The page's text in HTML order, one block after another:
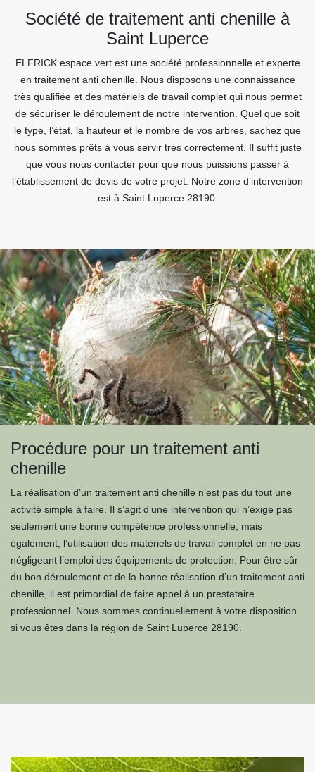
Société de traitement anti chenille à
Saint Luperce
ELFRICK espace vert est une société professionnelle et experte
en traitement anti chenille. Nous disposons une connaissance
très qualifiée et des matériels de travail complet qui nous permet
de sécuriser le déroulement de notre intervention. Quel que soit
le type, l’état, la hauteur et le nombre de vos arbres, sachez que
nous sommes prêts à vous servir très correctement. Il suffit juste
que vous nous contacter pour que nous puissions passer à
l’établissement de devis de votre projet. Notre zone d’intervention
est à Saint Luperce 28190.
Procédure pour un traitement anti
chenille
La réalisation d’un traitement anti chenille n’est pas du tout une
activité simple à faire. Il s’agit d’une intervention qui n’exige pas
seulement une bonne compétence professionnelle, mais
également, l’utilisation des matériels de travail complet en ne pas
négligeant l’emploi des équipements de protection. Pour être sûr
du bon déroulement et de la bonne réalisation d’un traitement anti
chenille, il est primordial de faire appel à un prestataire
professionnel. Nous sommes continuellement à votre disposition
si vous êtes dans la région de Saint Luperce 28190.